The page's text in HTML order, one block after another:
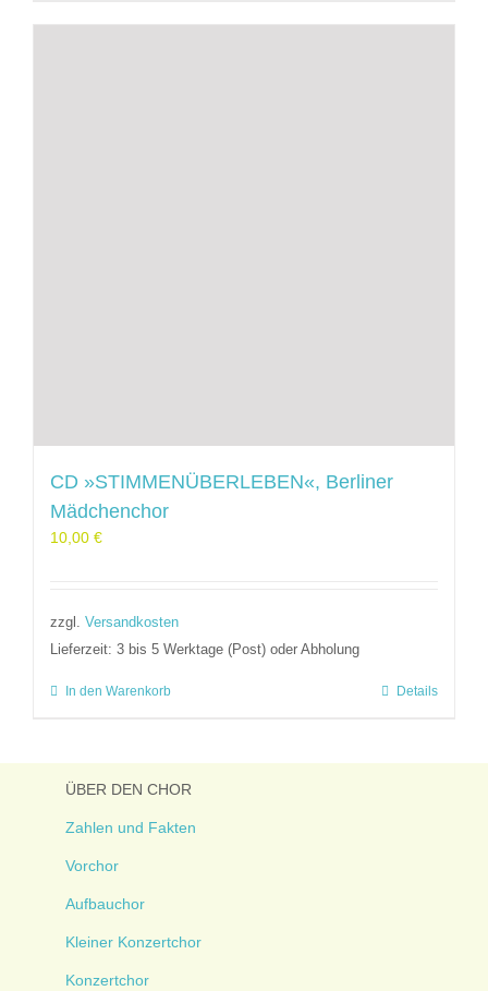
CD »STIMMENÜBERLEBEN«, Berliner
Mädchenchor
10,00 €
zzgl. Versandkosten
Lieferzeit: 3 bis 5 Werktage (Post) oder Abholung
In den Warenkorb Details
ÜBER DEN CHOR
Zahlen und Fakten
Vorchor
Aufbauchor
Kleiner Konzertchor
Konzertchor